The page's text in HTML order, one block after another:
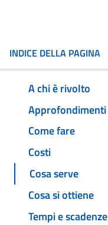
INDICE DELLA PAGINA
A chi è rivolto
Approfondimenti
Come fare
Costi
Cosa serve
Cosa si ottiene
Tempi e scadenze